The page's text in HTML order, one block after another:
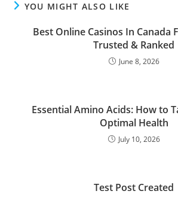
YOU MIGHT ALSO LIKE
Best Online Casinos In Canada
Trusted & Ranked
June 8, 2026
Essential Amino Acids: How to
Optimal Health
July 10, 2026
Test Post Created